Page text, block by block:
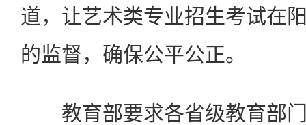
道，让艺术类专业招生考试在
的监督，确保公平公正。
教育部要求各省级教育部门